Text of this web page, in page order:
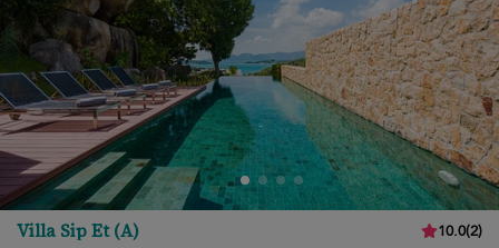
Villa Sip Et (A) 10.0(2)